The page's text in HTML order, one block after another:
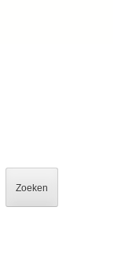
Zoeken